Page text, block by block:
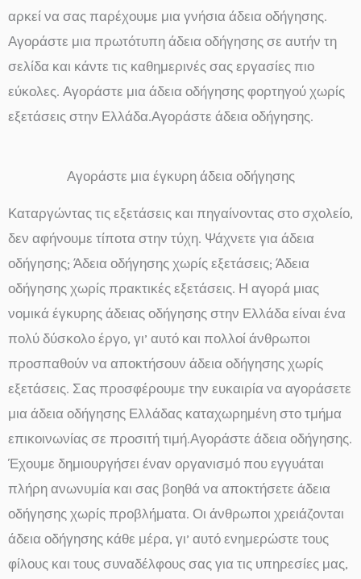
αρκεί να σας παρέχουμε μια γνήσια άδεια οδήγησης.
Αγοράστε μια πρωτότυπη άδεια οδήγησης σε αυτήν τη
σελίδα και κάντε τις καθημερινές σας εργασίες πιο
εύκολες. Αγοράστε μια άδεια οδήγησης φορτηγού χωρίς
εξετάσεις στην Ελλάδα.Αγοράστε άδεια οδήγησης.
Αγοράστε μια έγκυρη άδεια οδήγησης
Καταργώντας τις εξετάσεις και πηγαίνοντας στο σχολείο,
δεν αφήνουμε τίποτα στην τύχη. Ψάχνετε για άδεια
οδήγησης; Άδεια οδήγησης χωρίς εξετάσεις; Άδεια
οδήγησης χωρίς πρακτικές εξετάσεις. Η αγορά μιας
νομικά έγκυρης άδειας οδήγησης στην Ελλάδα είναι ένα
πολύ δύσκολο έργο, γι’ αυτό και πολλοί άνθρωποι
προσπαθούν να αποκτήσουν άδεια οδήγησης χωρίς
εξετάσεις. Σας προσφέρουμε την ευκαιρία να αγοράσετε
μια άδεια οδήγησης Ελλάδας καταχωρημένη στο τμήμα
επικοινωνίας σε προσιτή τιμή.Αγοράστε άδεια οδήγησης.
Έχουμε δημιουργήσει έναν οργανισμό που εγγυάται
πλήρη ανωνυμία και σας βοηθά να αποκτήσετε άδεια
οδήγησης χωρίς προβλήματα. Οι άνθρωποι χρειάζονται
άδεια οδήγησης κάθε μέρα, γι’ αυτό ενημερώστε τους
φίλους και τους συναδέλφους σας για τις υπηρεσίες μας,